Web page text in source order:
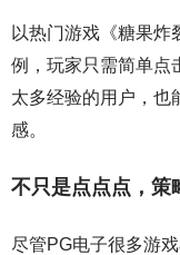
以热门游戏《糖果炸
例，玩家只需简单点
太多经验的用户，也
感。
不只是点点点，策
尽管PG电子很多游